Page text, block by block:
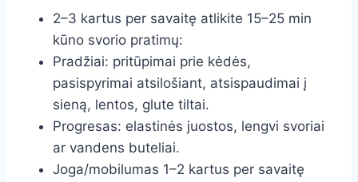
2–3 kartus per savaitę atlikite 15–25 min
kūno svorio pratimų:
Pradžiai: pritūpimai prie kėdės,
pasispyrimai atsilošiant, atsispaudimai į
sieną, lentos, glute tiltai.
Progresas: elastinės juostos, lengvi svoriai
ar vandens buteliai.
Joga/mobilumas 1–2 kartus per savaitę